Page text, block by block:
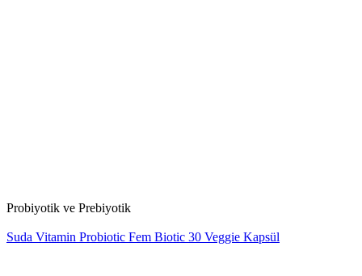
Probiyotik ve Prebiyotik
Suda Vitamin Probiotic Fem Biotic 30 Veggie Kapsül